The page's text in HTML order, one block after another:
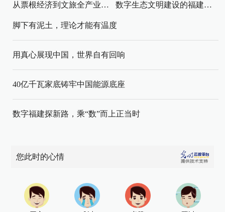
从票根经济到文旅全产业链升级 数字生态文明建设的福建路径与启示
脚下有泥土，理论才能有温度
用真心展现中国，世界自有回响
40亿千瓦家底铸牢中国能源底座
数字福建探新路，乘“数”而上正当时
您此时的心情